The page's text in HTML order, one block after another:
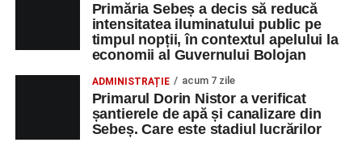
săsești, precum și un spectacol folcloric organizat în
memoria interpretului Felician Fărcașiu.
vals și tango din Piața Primăriei, dar și concertul de rock
simfonic susținut în Grădina Muzeului Municipal „Ioan
Raica”, sub bagheta dirijoruluiRemus Grama, alături de
Primăria Sebeș a decis să reducă
intensitatea iluminatului public pe
timpul nopții, în contextul apelului la
economii al Guvernului Bolojan
ADMINISTRAȚIE acum 7 zile
Primarul Dorin Nistor a verificat
șantierele de apă și canalizare din
Sebeș. Care este stadiul lucrărilor